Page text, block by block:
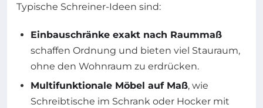
Typische Schreiner-Ideen sind:
Einbauschränke exakt nach Raummaß
schaffen Ordnung und bieten viel Stauraum,
ohne den Wohnraum zu erdrücken.
Multifunktionale Möbel auf Maß, wie
Schreibtische im Schrank oder Hocker mit